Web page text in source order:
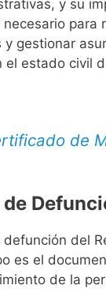
y su
para
gestionar
el estado civil
de
del
es el
de la